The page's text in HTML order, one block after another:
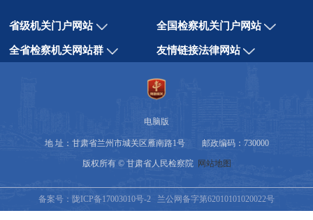
省级机关门户网站 全国检察机关门户网站
全省检察机关网站群 友情链接法律网站
电脑版
地 址：甘肃省兰州市城关区雁南路1号 邮政编码：730000
版权所有 © 甘肃省人民检察院 网站地图
备案号：陇ICP备17003010号-2 兰公网备字第62010101020022号